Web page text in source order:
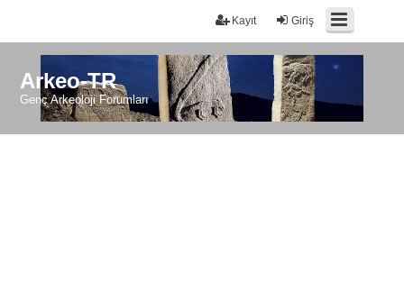
Giriş
Kayıt
Arkeo-TR
Genç Arkeoloji Forumları